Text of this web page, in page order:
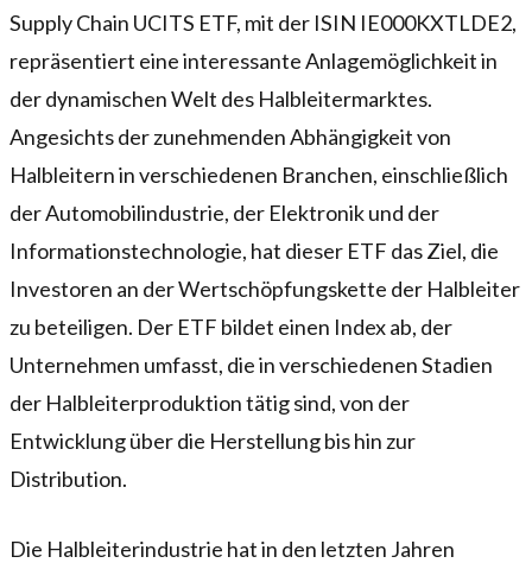
Supply Chain UCITS ETF, mit der ISIN IE000KXTLDE2,
repräsentiert eine interessante Anlagemöglichkeit in
der dynamischen Welt des Halbleitermarktes.
Angesichts der zunehmenden Abhängigkeit von
Halbleitern in verschiedenen Branchen, einschließlich
der Automobilindustrie, der Elektronik und der
Informationstechnologie, hat dieser ETF das Ziel, die
Investoren an der Wertschöpfungskette der Halbleiter
zu beteiligen. Der ETF bildet einen Index ab, der
Unternehmen umfasst, die in verschiedenen Stadien
der Halbleiterproduktion tätig sind, von der
Entwicklung über die Herstellung bis hin zur
Distribution.
Die Halbleiterindustrie hat in den letzten Jahren